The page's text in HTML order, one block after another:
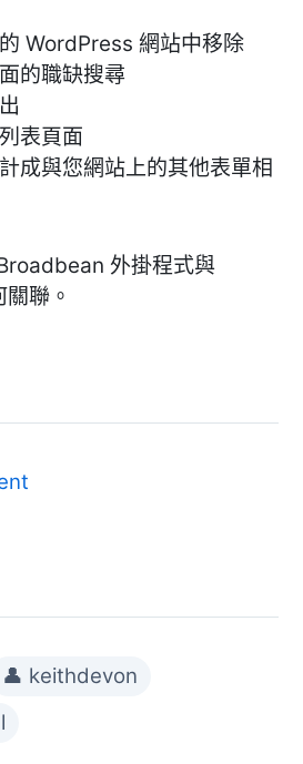
WordPress 網站中移除
的職缺搜尋
表頁面
成與您網站上的其他表單相
外掛程式與
聯。
👤 keithdevon